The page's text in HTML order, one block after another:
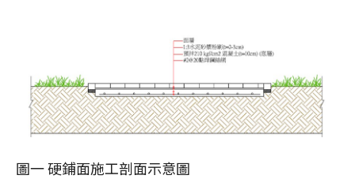
圖一 硬鋪面施工剖面示意圖